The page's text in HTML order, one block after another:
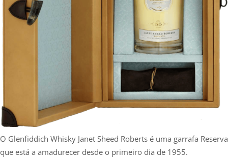
O Glenfiddich Whisky Janet Sheed Roberts é uma garrafa Reserva
que está a amadurecer desde o primeiro dia de 1955.